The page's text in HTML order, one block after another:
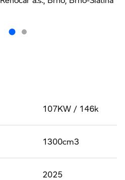
107KW / 146k
1300cm3
2025